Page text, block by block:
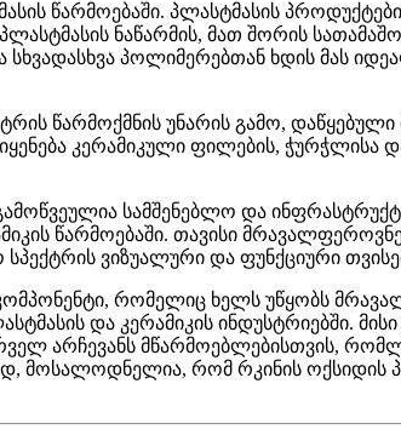
წარმოებაში. პლასტმასის
ნაწარმის, მათ შორის
პოლიმერებთან ხდის მას
წარმოქმნის უნარის გამო,
კერამიკული ფილების, ჭურჭლისა
სამშენებლო და
წარმოებაში. თავისი
ვიზუალური და ფუნქციური
რომელიც ხელს უწყობს
და კერამიკის ინდუსტრიებში.
არჩევანს მწარმოებლებისთვის,
რომ რკინის ოქსიდის